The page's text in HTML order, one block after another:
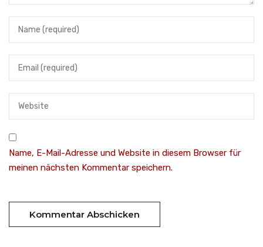
Name, E-Mail-Adresse und Website in diesem Browser für
meinen nächsten Kommentar speichern.